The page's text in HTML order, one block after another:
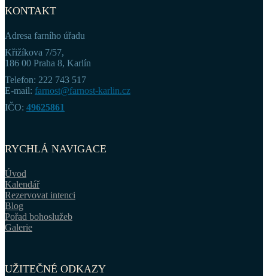
KONTAKT
Adresa farního úřadu
Křižíkova 7/57,
186 00 Praha 8, Karlín
Telefon: 222 743 517
E-mail: farnost@farnost-karlin.cz
IČO: 49625861
RYCHLÁ NAVIGACE
Úvod
Kalendář
Rezervovat intenci
Blog
Pořad bohoslužeb
Galerie
UŽITEČNÉ ODKAZY